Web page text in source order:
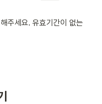
주세요. 유효기간이 없는